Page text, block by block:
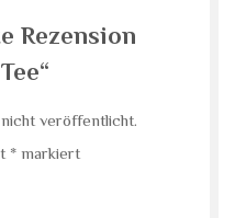
Rezension
veröffentlicht.
* markiert